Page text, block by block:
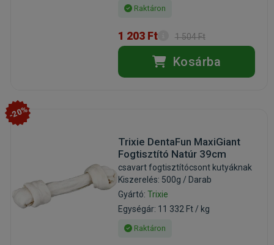
Raktáron
1 203 Ft 1 504 Ft
Kosárba
-20%
Trixie DentaFun MaxiGiant
Fogtisztító Natúr 39cm
csavart fogtisztítócsont kutyáknak
Kiszerelés: 500g / Darab
Gyártó: Trixie
Egységár: 11 332 Ft / kg
Raktáron